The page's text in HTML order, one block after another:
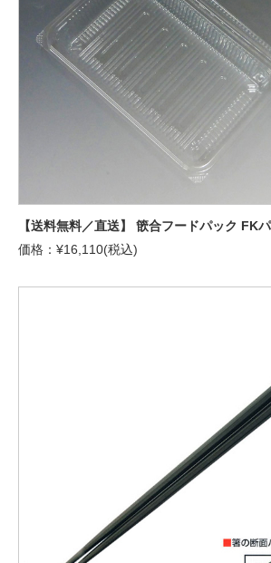
【送料無料／直送】 篏合フードパック FK
価格：¥16,110(税込)